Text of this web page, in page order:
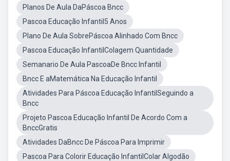
Planos De Aula DaPáscoa Bncc
Pascoa Educação Infantil5 Anos
Plano De Aula SobrePáscoa Alinhado Com Bncc
Pascoa Educação InfantilColagem Quantidade
Semanario De Aula PascoaDe Bncc Infantil
Bncc E aMatemática Na Educação Infantil
Atividades Para Páscoa Educação InfantilSeguindo a
Bncc
Projeto Pascoa Educação Infantil De Acordo Com a
BnccGratis
Atividades DaBncc De Páscoa Para Imprimir
Pascoa Para Colorir Educação InfantilColar Algodão